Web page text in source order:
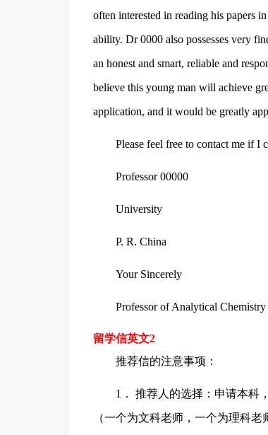
often interested in reading his papers
ability. Dr 0000 also possesses very
an honest and smart, reliable and
believe this young man will achieve
application, and it would be greatly
Please feel free to contact me if I
Professor 00000
University
P. R. China
Your Sincerely
Professor of Analytical Chemistry
留学信英文2
推荐信的注意事项：
1． 推荐人的选择：申请本科
（一个为文科老师，一个为理科